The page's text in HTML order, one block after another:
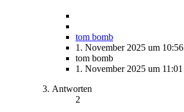
tom bomb
1. November 2025 um 10:56
tom bomb
1. November 2025 um 11:01
Antworten
2